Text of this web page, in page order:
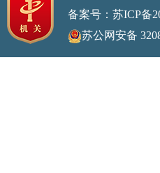
备案号：苏ICP备
苏公网安备